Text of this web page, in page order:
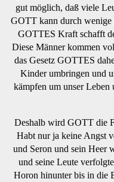
gut möglich, daß viele
GOTT kann durch wenige
GOTTES Kraft schafft
Diese Männer kommen
das Gesetz GOTTES
Kinder umbringen und
kämpfen um unser
Deshalb wird GOTT die
Habt nur ja keine Angst
und Seron und sein Heer
und seine Leute
Horon hinunter bis in die